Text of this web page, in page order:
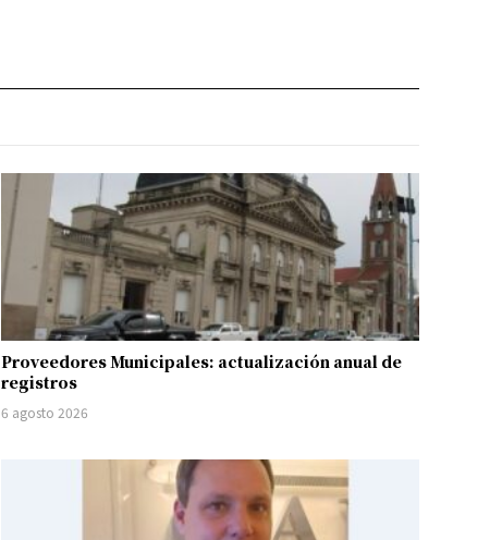
Proveedores Municipales: actualización anual de
registros
6 agosto 2026